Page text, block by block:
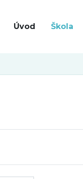
Úvod Škola